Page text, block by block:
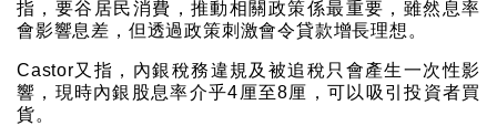
指，要谷居民消費，推動相關政策係最重要，雖然息率
會影響息差，但透過政策刺激會令貸款增長理想。
Castor又指，內銀稅務違規及被追稅只會產生一次性影
響，現時內銀股息率介乎4厘至8厘，可以吸引投資者買
貨。